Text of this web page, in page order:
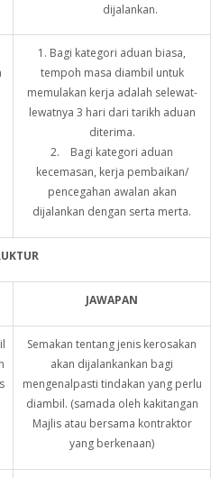
dijalankan.
1. Bagi kategori aduan biasa,
tempoh masa diambil untuk
memulakan kerja adalah selewat-
lewatnya 3 hari dari tarikh aduan
diterima.
2. Bagi kategori aduan
kecemasan, kerja pembaikan/
pencegahan awalan akan
dijalankan dengan serta merta.
JAWAPAN
Semakan tentang jenis kerosakan
akan dijalankankan bagi
mengenalpasti tindakan yang perlu
diambil. (samada oleh kakitangan
Majlis atau bersama kontraktor
yang berkenaan)